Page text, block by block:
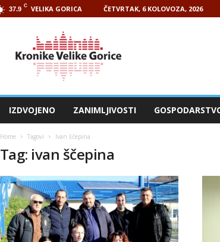
37.9 C VELIKA GORICA ČETVRTAK, 6 KOLOVOZA, 2026
IZDVOJENO ZANIMLJIVOSTI
Home Tagovi Ivan ščepina
Tag: ivan ščepina